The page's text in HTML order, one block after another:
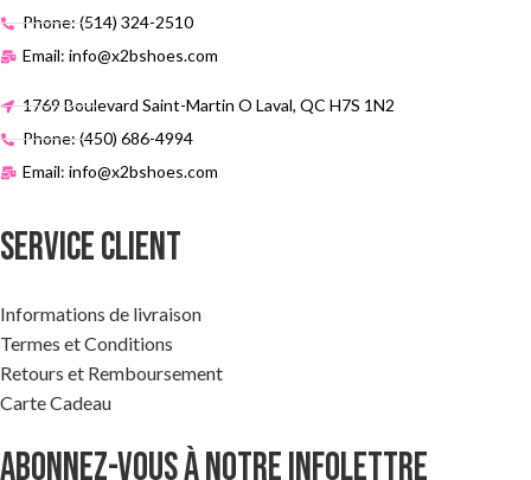
Phone: (514) 324-2510
Email: info@x2bshoes.com
1769 Boulevard Saint-Martin O Laval, QC H7S 1N2
Phone: (450) 686-4994
Email: info@x2bshoes.com
SERVICE CLIENT
Informations de livraison
Termes et Conditions
Retours et Remboursement
Carte Cadeau
ABONNEZ-VOUS À NOTRE INFOLETTRE